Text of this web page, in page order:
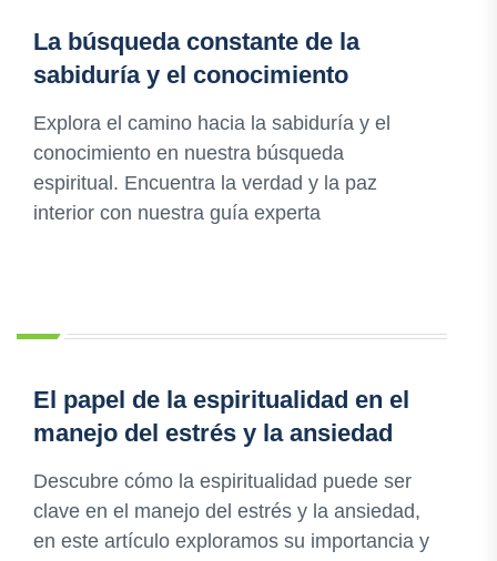
La búsqueda constante de la
sabiduría y el conocimiento
Explora el camino hacia la sabiduría y el
conocimiento en nuestra búsqueda
espiritual. Encuentra la verdad y la paz
interior con nuestra guía experta
El papel de la espiritualidad en el
manejo del estrés y la ansiedad
Descubre cómo la espiritualidad puede ser
clave en el manejo del estrés y la ansiedad,
en este artículo exploramos su importancia y